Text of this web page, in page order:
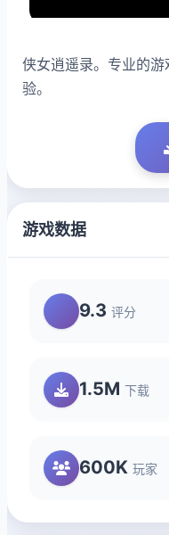
侠女逍遥录。专业的
验。
游戏数据
9.3 评分
1.5M 下载
600K 玩家